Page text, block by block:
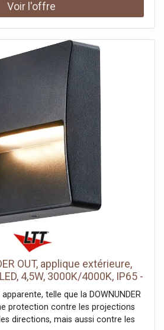
à 3000 K ou 4000 K. Des versions
mouvement sont également
anthracite, Matière: Aluminium,
14.5 W, Lumineux/watt: 68.97 lm/W,
de rayonnement: 95 °, CRI: 80,
de variation de l’éclairage:
Interrupteur CCT: Oui, Classe de
IP 54, Détecteur de mouvement:
En saillie, Détails de montage:
cm, Diamètre: 13.8 cm, Orientable
rotatif et pivotant, Plage
105 °, Plage de rotation horizontale:
direct, Distribution de l'intensité
Homogénéité chromatique: 6
36000 h, Indice de résistance aux
aux chocs: 0.2 joule, Tension
240V ~50/60Hz, Courant / tension
ambiante: 25 °C, Poids
nominale de l'efficacité lumineuse:
pondérée: 14.5 kWh/1.000h,
L70B50, Détecteur de mouvement:
de rayonnement: 95 °
OUT, applique extérieure,
4,5W, 3000K/4000K, IP65 -
encastrés (extérieur)
telle que la DOWNUNDER
protection contre les projections
directions, mais aussi contre les